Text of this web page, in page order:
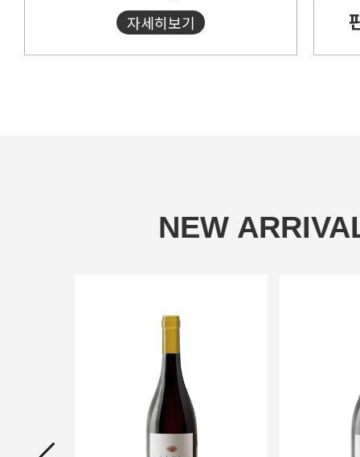
자세히보기
NEW